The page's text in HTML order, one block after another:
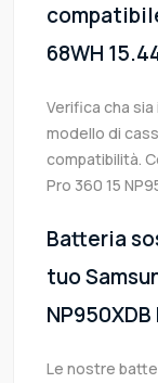
68WH
Verifica cha sia
modello di
compatibilità.
Pro 360 15
Batteria
tuo
Le nostre